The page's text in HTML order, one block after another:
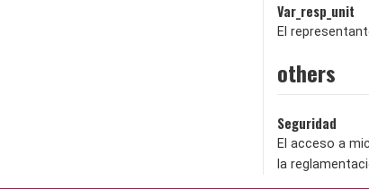
Var_resp_unit
El
others
Seguridad
El acceso a
la